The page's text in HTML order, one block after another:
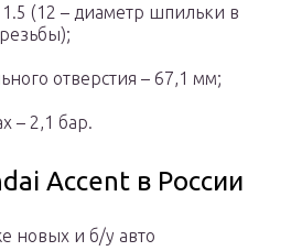
(12 – диаметр шпильки в
отверстия – 67,1 мм;
– 2,1 бар.
Accent в России
новых и б/у авто